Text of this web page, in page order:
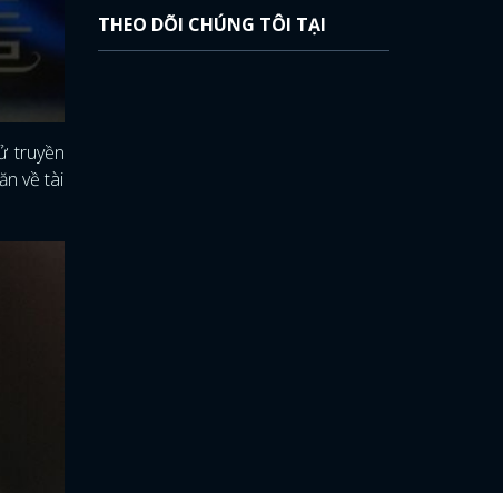
truyền
về tài
THEO DÕI CHÚNG TÔI TẠI